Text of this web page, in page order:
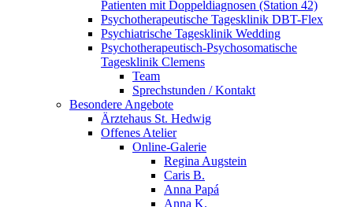
Patienten mit Doppeldiagnosen (Station 42)
Psychotherapeutische Tagesklinik DBT-Flex
Psychiatrische Tagesklinik Wedding
Psychotherapeutisch-Psychosomatische
Tagesklinik Clemens
Team
Sprechstunden / Kontakt
Besondere Angebote
Ärztehaus St. Hedwig
Offenes Atelier
Online-Galerie
Regina Augstein
Caris B.
Anna Papá
Anna K.